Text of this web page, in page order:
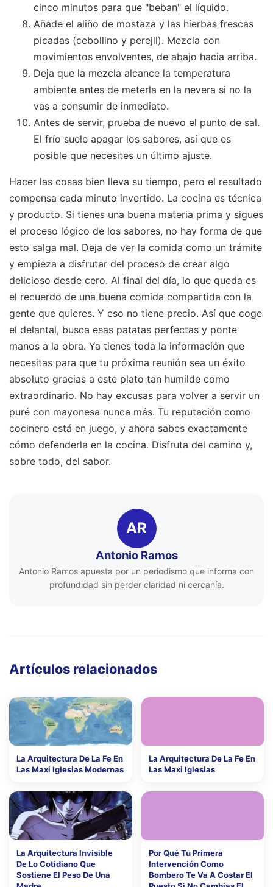
cinco minutos para que "beban" el líquido.
Añade el aliño de mostaza y las hierbas frescas
picadas (cebollino y perejil). Mezcla con
movimientos envolventes, de abajo hacia arriba.
Deja que la mezcla alcance la temperatura
ambiente antes de meterla en la nevera si no la
vas a consumir de inmediato.
Antes de servir, prueba de nuevo el punto de sal.
El frío suele apagar los sabores, así que es
posible que necesites un último ajuste.
Hacer las cosas bien lleva su tiempo, pero el resultado
compensa cada minuto invertido. La cocina es técnica
y producto. Si tienes una buena materia prima y sigues
el proceso lógico de los sabores, no hay forma de que
esto salga mal. Deja de ver la comida como un trámite
y empieza a disfrutar del proceso de crear algo
delicioso desde cero. Al final del día, lo que queda es
el recuerdo de una buena comida compartida con la
gente que quieres. Y eso no tiene precio. Así que coge
el delantal, busca esas patatas perfectas y ponte
manos a la obra. Ya tienes toda la información que
necesitas para que tu próxima reunión sea un éxito
absoluto gracias a este plato tan humilde como
extraordinario. No hay excusas para volver a servir un
puré con mayonesa nunca más. Tu reputación como
cocinero está en juego, y ahora sabes exactamente
cómo defenderla en la cocina. Disfruta del camino y,
sobre todo, del sabor.
AR
Antonio Ramos
Antonio Ramos apuesta por un periodismo que informa con
profundidad sin perder claridad ni cercanía.
Artículos relacionados
La Arquitectura De La Fe En
Las Maxi Iglesias Modernas
La Arquitectura De La Fe En
Las Maxi Iglesias
La Arquitectura Invisible
De Lo Cotidiano Que
Sostiene El Peso De Una
Por Qué Tu Primera
Intervención Como
Bombero Te Va A Costar El